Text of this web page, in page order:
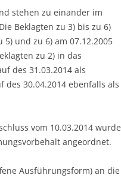
stehen zu einander im
Beklagten zu 3) bis zu 6)
und zu 6) am 07.12.2005
zu 2) in das
des 31.03.2014 als
des 30.04.2014 ebenfalls als
vom 10.03.2014 wurde
angeordnet.
Ausführungsform) an die